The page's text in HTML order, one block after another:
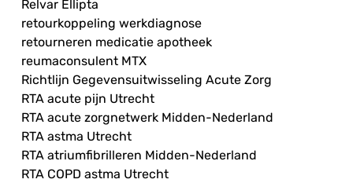
Relvar Ellipta
retourkoppeling werkdiagnose
retourneren medicatie apotheek
reumaconsulent MTX
Richtlijn Gegevensuitwisseling Acute Zorg
RTA acute pijn Utrecht
RTA acute zorgnetwerk Midden-Nederland
RTA astma Utrecht
RTA atriumfibrilleren Midden-Nederland
RTA COPD astma Utrecht